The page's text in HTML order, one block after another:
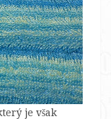
je však